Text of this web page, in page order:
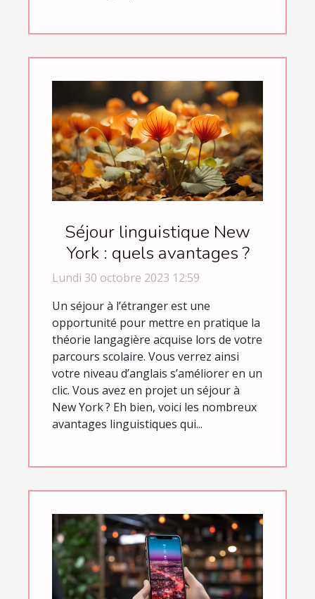
Séjour linguistique New
York : quels avantages ?
Lundi 30 octobre 2023 12:59
Un séjour à l’étranger est une
opportunité pour mettre en pratique la
théorie langagière acquise lors de votre
parcours scolaire. Vous verrez ainsi
votre niveau d’anglais s’améliorer en un
clic. Vous avez en projet un séjour à
New York ? Eh bien, voici les nombreux
avantages linguistiques qui...